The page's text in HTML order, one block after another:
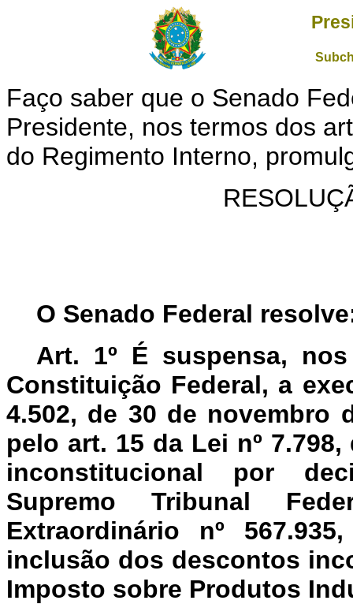
Faço saber que o Senado
Presidente, nos termos dos
do Regimento Interno,
O Senado Federal
Art. 1º É suspensa,
Constituição Federal, a
4.502, de 30 de novembro
pelo art. 15 da Lei nº
inconstitucional por
Supremo Tribunal
Extraordinário nº
inclusão dos descontos
Imposto sobre Produtos